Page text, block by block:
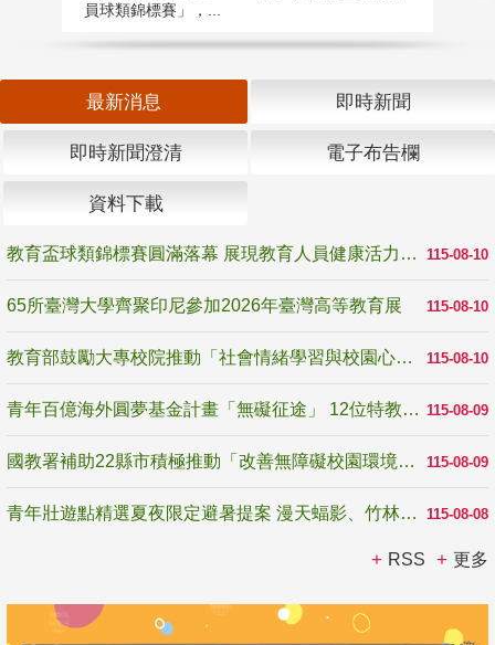
員球類錦標賽」，...
最新消息 即時新聞
即時新聞澄清 電子布告欄
資料下載
115-08-10
教育盃球類錦標賽圓滿落幕 展現教育人員健康活力與團隊精神
115-08-10
65所臺灣大學齊聚印尼參加2026年臺灣高等教育展
115-08-10
教育部鼓勵大專校院推動「社會情緒學習與校園心理健康促進計畫」 培育校園「心」韌性
115-08-09
青年百億海外圓夢基金計畫「無礙征途」 12位特教與弱勢青年勇闖西班牙 跨越感官限制見證生命蛻變
115-08-09
國教署補助22縣市積極推動「改善無障礙校園環境計畫」 打造友善、安全、無礙學習空間
115-08-08
青年壯遊點精選夏夜限定避暑提案 漫天蝠影、竹林尋蛙、茶香夜觀 邀青年暮色出發
RSS 更多